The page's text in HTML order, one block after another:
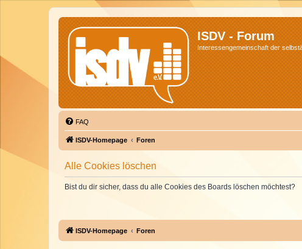
ISDV - Forum
Interessengemeinschaft der
FAQ
ISDV-Homepage Foren
Alle Cookies löschen
Bist du dir sicher, dass du alle Cookies des Boards löschen möchtest?
ISDV-Homepage Foren